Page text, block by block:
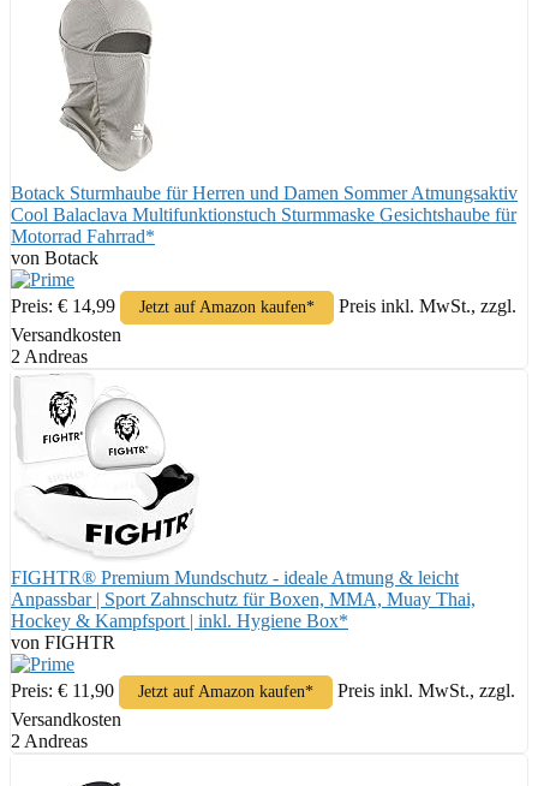
Botack Sturmhaube für Herren und Damen Sommer Atmungsaktiv
Cool Balaclava Multifunktionstuch Sturmmaske Gesichtshaube für
Motorrad Fahrrad*
von Botack
Preis: € 14,99 Jetzt auf Amazon kaufen*
Preis inkl. MwSt., zzgl.
Versandkosten
2 Andreas
FIGHTR® Premium Mundschutz - ideale Atmung & leicht
Anpassbar | Sport Zahnschutz für Boxen, MMA, Muay Thai,
Hockey & Kampfsport | inkl. Hygiene Box*
von FIGHTR
Preis: € 11,90 Jetzt auf Amazon kaufen*
Preis inkl. MwSt., zzgl.
Versandkosten
2 Andreas